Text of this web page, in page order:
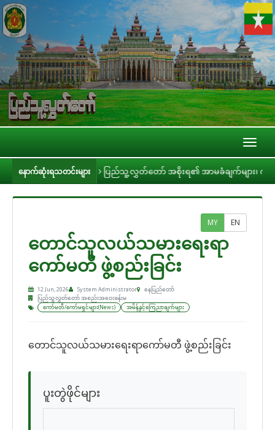
နောက်ဆုံးရသတင်းများ
င့် တွေ့ဆုံ ပြည်သူ့လွှတ်တော် အစိုးရ၏ အာမခံချက်များ၊ ကတိများနှင့် တာ
MY EN
တောင်သူလယ်သမားရေးရာ
ကော်မတီ ဖွဲ့စည်းခြင်း
12 Jun, 2026 System Administrator
နေပြည်တော်
ပြည်သူ့လွှတ်တော် အစည်းအဝေးခန်းမ
ကော်မတီ/ကော်မရှင်များ(News) အမိန့်နှင့်ကြေညာချက်များ
တောင်သူလယ်သမားရေးရာကော်မတီ ဖွဲ့စည်းခြင်း
ပူးတွဲဖိုင်များ